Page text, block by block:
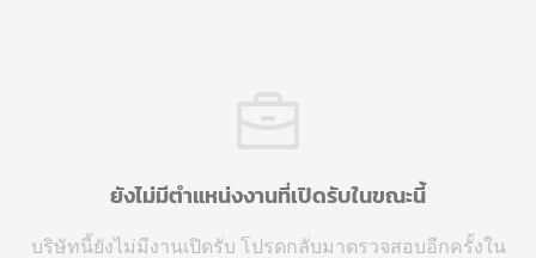
ยังไม่มีตำแหน่งงานที่เปิดรับในขณะนี้
บริษัทนี้ยังไม่มีงานเปิดรับ โปรดกลับมาตรวจสอบอีกครั้งใน